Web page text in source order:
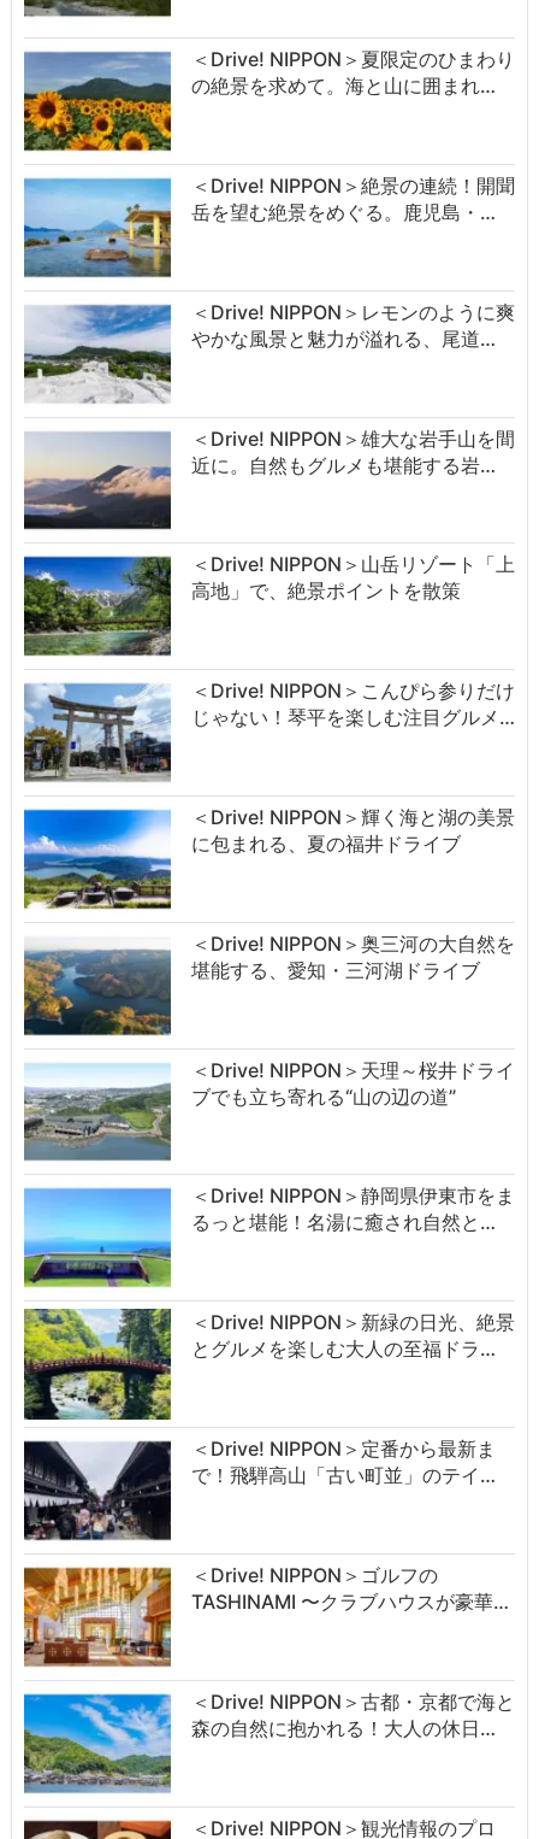
＜Drive! NIPPON＞夏限定のひまわり
の絶景を求めて。海と山に囲まれ…
＜Drive! NIPPON＞絶景の連続！開聞
岳を望む絶景をめぐる。鹿児島・…
＜Drive! NIPPON＞レモンのように爽
やかな風景と魅力が溢れる、尾道…
＜Drive! NIPPON＞雄大な岩手山を間
近に。自然もグルメも堪能する岩…
＜Drive! NIPPON＞山岳リゾート「上
高地」で、絶景ポイントを散策
＜Drive! NIPPON＞こんぴら参りだけ
じゃない！琴平を楽しむ注目グルメ…
＜Drive! NIPPON＞輝く海と湖の美景
に包まれる、夏の福井ドライブ
＜Drive! NIPPON＞奥三河の大自然を
堪能する、愛知・三河湖ドライブ
＜Drive! NIPPON＞天理～桜井ドライ
ブでも立ち寄れる“山の辺の道”
＜Drive! NIPPON＞静岡県伊東市をま
るっと堪能！名湯に癒され自然と…
＜Drive! NIPPON＞新緑の日光、絶景
とグルメを楽しむ大人の至福ドラ…
＜Drive! NIPPON＞定番から最新ま
で！飛騨高山「古い町並」のテイ…
＜Drive! NIPPON＞ゴルフの
TASHINAMI 〜クラブハウスが豪華…
＜Drive! NIPPON＞古都・京都で海と
森の自然に抱かれる！大人の休日…
＜Drive! NIPPON＞観光情報のプロ